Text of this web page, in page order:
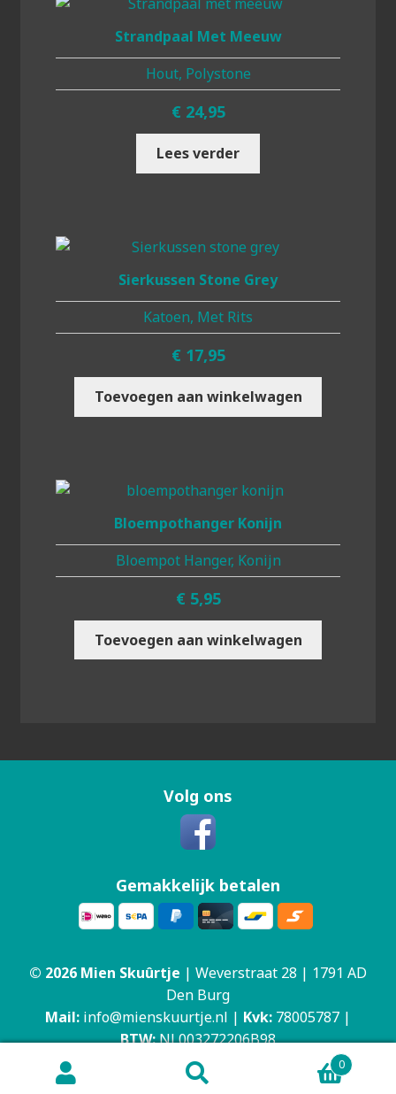
Strandpaal Met Meeuw
Hout, Polystone
€ 24,95
Lees verder
Sierkussen Stone Grey
Katoen, Met Rits
€ 17,95
Toevoegen aan winkelwagen
Bloempothanger Konijn
Bloempot Hanger, Konijn
€ 5,95
Toevoegen aan winkelwagen
Volg ons
Gemakkelijk betalen
© 2026 Mien Skuûrtje | Weverstraat 28 | 1791 AD
Den Burg
Mail: info@mienskuurtje.nl | Kvk: 78005787 |
BTW:NL003272206B98
0